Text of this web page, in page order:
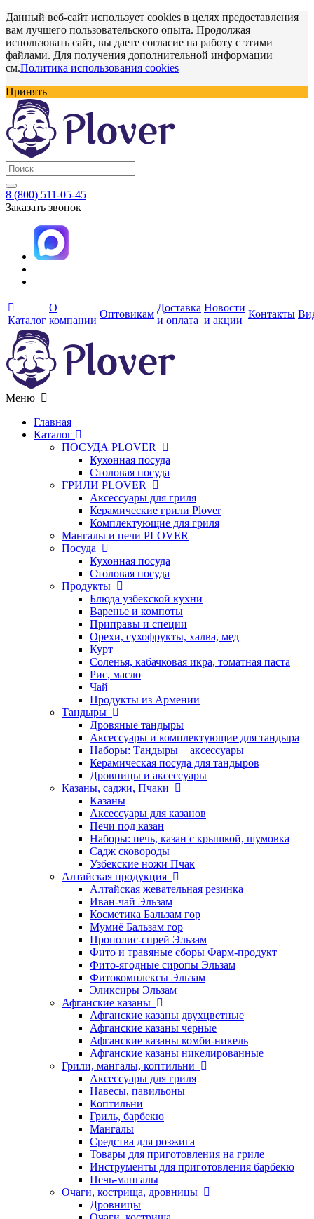
Данный веб-сайт использует cookies в целях предоставления
вам лучшего пользовательского опыта. Продолжая
использовать сайт, вы даете согласие на работу с этими
файлами. Для получения дополнительной информации
см.Политика использования cookies
Принять
8 (800) 511-05-45
Заказать звонок
Каталог
О
компании
Оптовикам
Доставка
и оплата
Новости
и акции
Контакты
Меню
Главная
Каталог
ПОСУДА PLOVER
Кухонная посуда
Столовая посуда
ГРИЛИ PLOVER
Аксессуары для гриля
Керамические грили Plover
Комплектующие для гриля
Мангалы и печи PLOVER
Посуда
Кухонная посуда
Столовая посуда
Продукты
Блюда узбекской кухни
Варенье и компоты
Приправы и специи
Орехи, сухофрукты, халва, мед
Курт
Соленья, кабачковая икра, томатная паста
Рис, масло
Чай
Продукты из Армении
Тандыры
Дровяные тандыры
Аксессуары и комплектующие для тандыра
Наборы: Тандыры + аксессуары
Керамическая посуда для тандыров
Дровницы и аксессуары
Казаны, саджи, Пчаки
Казаны
Аксессуары для казанов
Печи под казан
Наборы: печь, казан с крышкой, шумовка
Садж сковороды
Узбекские ножи Пчак
Алтайская продукция
Алтайская жевательная резинка
Иван-чай Эльзам
Косметика Бальзам гор
Мумиё Бальзам гор
Прополис-спрей Эльзам
Фито и травяные сборы Фарм-продукт
Фито-ягодные сиропы Эльзам
Фитокомплексы Эльзам
Эликсиры Эльзам
Афганские казаны
Афганские казаны двухцветные
Афганские казаны черные
Афганские казаны комби-никель
Афганские казаны никелированные
Грили, мангалы, коптильни
Аксессуары для гриля
Навесы, павильоны
Коптильни
Гриль, барбекю
Мангалы
Средства для розжига
Товары для приготовления на гриле
Инструменты для приготовления барбекю
Печь-мангалы
Очаги, кострища, дровницы
Дровницы